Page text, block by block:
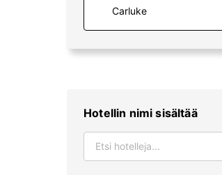
Hotellin nimi sisältää